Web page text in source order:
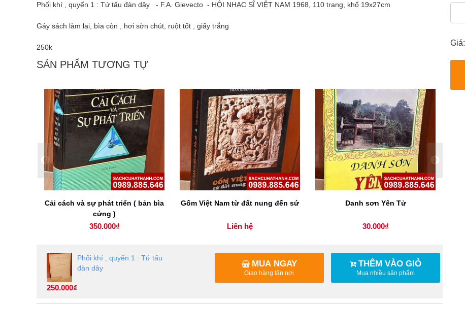
Phối khí , quyển 1 : Tứ tấu đàn dây - F.A. Gievecto - HỘI NHẠC SĨ VIỆT NAM 1968, 110 trang, khổ 19x27cm
Gáy sách làm lại, bìa còn , hơi sờn chút, ruột tốt , giấy trắng
250k
SẢN PHẨM TƯƠNG TỰ
Cải cách và sự phát triển ( bản bìa
cứng )
350.000₫
Gốm Việt Nam từ đất nung đến sứ
Liên hệ
Danh sơn Yên Tử
30.000₫
Phối khí , quyển 1 : Tứ tấu
đàn dây
250.000₫
THÊM VÀO GIỎ
Mua nhiều sản phẩm
MUA NGAY
Giao hàng tận nơi
Giá: